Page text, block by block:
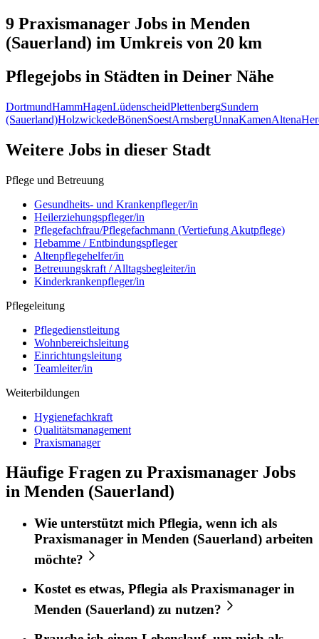
9 Praxismanager Jobs in Menden
(Sauerland) im Umkreis von 20 km
Pflegejobs in Städten in Deiner Nähe
DortmundHammHagenLüdenscheidPlettenbergSundern
(Sauerland)HolzwickedeBönenSoestArnsbergUnnaKamenAltena
Weitere Jobs in dieser Stadt
Pflege und Betreuung
Gesundheits- und Krankenpfleger/in
Heilerziehungspfleger/in
Pflegefachfrau/Pflegefachmann (Vertiefung Akutpflege)
Hebamme / Entbindungspfleger
Altenpflegehelfer/in
Betreuungskraft / Alltagsbegleiter/in
Kinderkrankenpfleger/in
Pflegeleitung
Pflegedienstleitung
Wohnbereichsleitung
Einrichtungsleitung
Teamleiter/in
Weiterbildungen
Hygienefachkraft
Qualitätsmanagement
Praxismanager
Häufige Fragen zu Praxismanager Jobs
in Menden (Sauerland)
Wie unterstützt mich Pflegia, wenn ich als
Praxismanager in Menden (Sauerland) arbeiten
möchte?
Kostet es etwas, Pflegia als Praxismanager in
Menden (Sauerland) zu nutzen?